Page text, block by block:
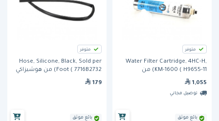
متوفر
Water Filter Cartridge, 4HC-H,
KM-1600 ( H9655-11) من
هوشيزاكي
1,055
توصيل مجاني
بائع موثق
متوفر
Hose, Silicone, Black, Sold per
Foot ( 7716B2732) من هوشيزاكي
179
بائع موثق